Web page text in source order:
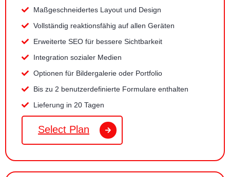
Maßgeschneidertes Layout und Design
Vollständig reaktionsfähig auf allen Geräten
Erweiterte SEO für bessere Sichtbarkeit
Integration sozialer Medien
Optionen für Bildergalerie oder Portfolio
Bis zu 2 benutzerdefinierte Formulare enthalten
Lieferung in 20 Tagen
Select Plan